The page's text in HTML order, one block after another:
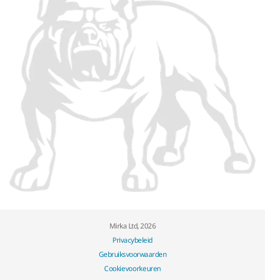
Mirka Ltd, 2026
Privacybeleid
Gebruiksvoorwaarden
Cookievoorkeuren